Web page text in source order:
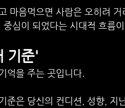
마음먹으면 사람은 오히려
심이 되었다는 시대적 흐름이
기준'
억을 주는 곳입니다.
준은 당신의 컨디션, 성향, 지